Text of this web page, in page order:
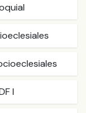
I